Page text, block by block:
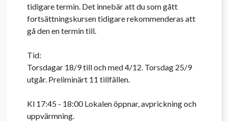
tidigare termin. Det innebär att du som gått
fortsättningskursen tidigare rekommenderas att
gå den en termin till.
Tid:
Torsdagar 18/9 till och med 4/12. Torsdag 25/9
utgår. Preliminärt 11 tillfällen.
Kl 17:45 - 18:00 Lokalen öppnar, avprickning och
uppvärmning.